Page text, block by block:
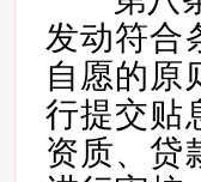
发动符合
自愿的原
行提交贴
资质、贷